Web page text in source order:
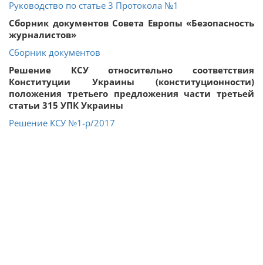
Руководство по статье 3 Протокола №1
Сборник документов Совета Европы «Безопасность
журналистов»
Сборник документов
Решение КСУ относительно соответствия
Конституции Украины (конституционности)
положения третьего предложения части третьей
статьи 315 УПК Украины
Решение КСУ №1-р/2017